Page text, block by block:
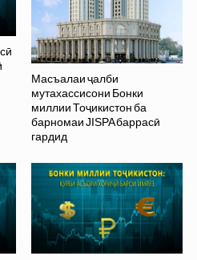
Масъалаи ҷалби
мутахассисони Бонки
миллии Тоҷикистон ба
барномаи JISPA баррасӣ
гардид